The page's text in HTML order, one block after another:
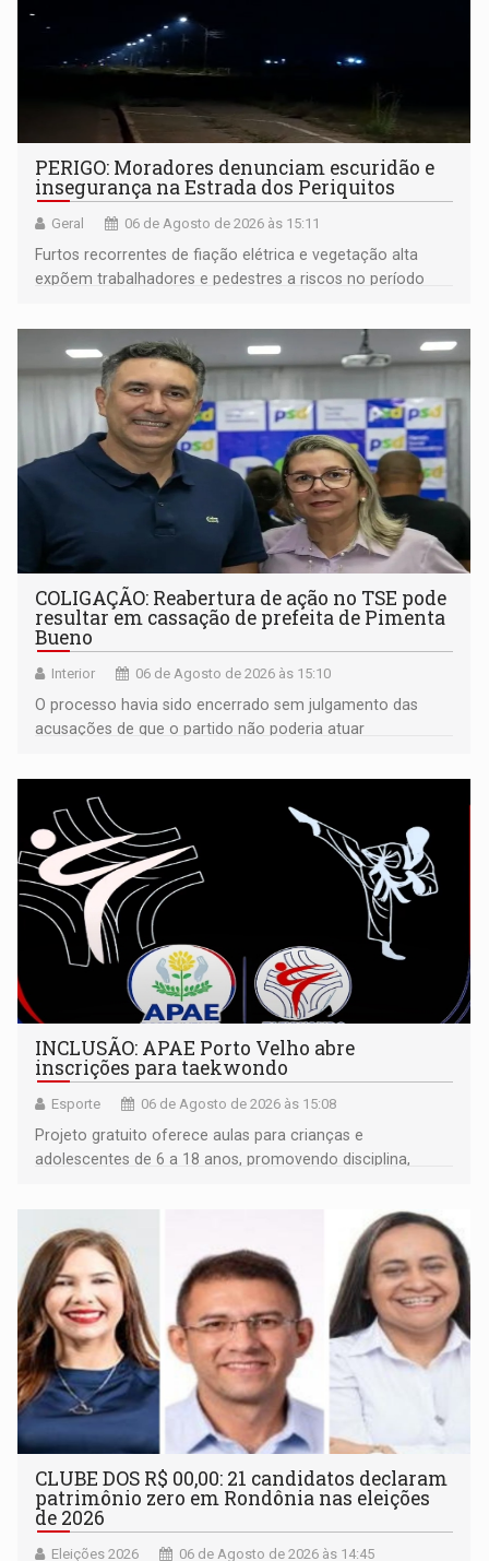
PERIGO: Moradores denunciam escuridão e
insegurança na Estrada dos Periquitos
Geral 06 de Agosto de 2026 às 15:11
Furtos recorrentes de fiação elétrica e vegetação alta
expõem trabalhadores e pedestres a riscos no período
COLIGAÇÃO: Reabertura de ação no TSE pode
resultar em cassação de prefeita de Pimenta
Bueno
Interior 06 de Agosto de 2026 às 15:10
O processo havia sido encerrado sem julgamento das
acusações de que o partido não poderia atuar
INCLUSÃO: APAE Porto Velho abre
inscrições para taekwondo
Esporte 06 de Agosto de 2026 às 15:08
Projeto gratuito oferece aulas para crianças e
adolescentes de 6 a 18 anos, promovendo disciplina,
CLUBE DOS R$ 00,00: 21 candidatos declaram
patrimônio zero em Rondônia nas eleições
de 2026
Eleições 2026 06 de Agosto de 2026 às 14:45